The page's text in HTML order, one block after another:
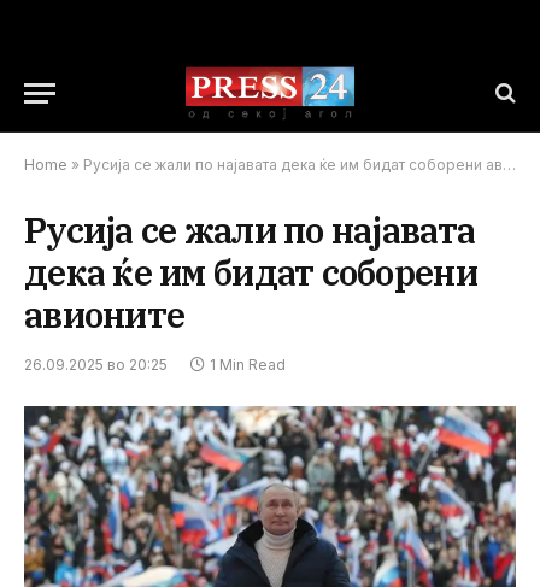
Home » Русија се жали по најавата дека ќе им бидат соборени авионите
Русија се жали по најавата
дека ќе им бидат соборени
авионите
26.09.2025 во 20:25 1 Min Read